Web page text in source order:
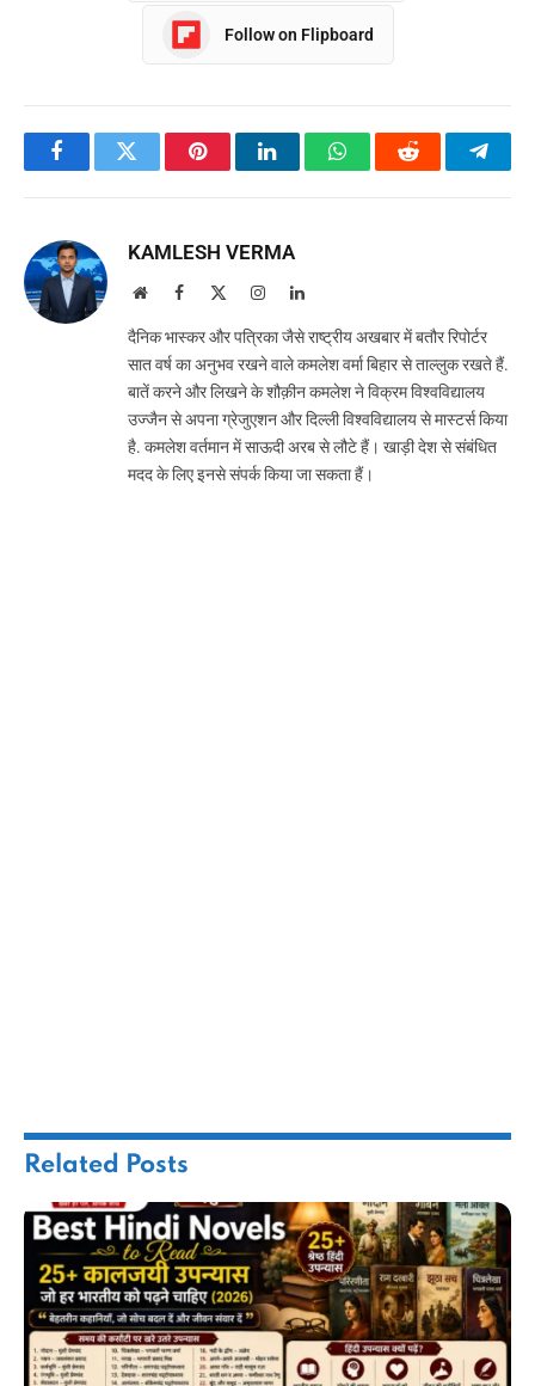
Follow on Flipboard
FacebookTwitter PinterestLinkedInWhatsAppReddit
KAMLESH VERMA
WebsiteFacebook InstagramLinkedIn
दैनिक भास्कर और पत्रिका जैसे राष्ट्रीय अखबार में बतौर रिपोर्टर
सात वर्ष का अनुभव रखने वाले कमलेश वर्मा बिहार से ताल्लुक रखते हैं.
बातें करने और लिखने के शौक़ीन कमलेश ने विक्रम विश्वविद्यालय
उज्जैन से अपना ग्रेजुएशन और दिल्ली विश्वविद्यालय से मास्टर्स किया
है. कमलेश वर्तमान में साऊदी अरब से लौटे हैं। खाड़ी देश से संबंधित
मदद के लिए इनसे संपर्क किया जा सकता हैं।
Related Posts